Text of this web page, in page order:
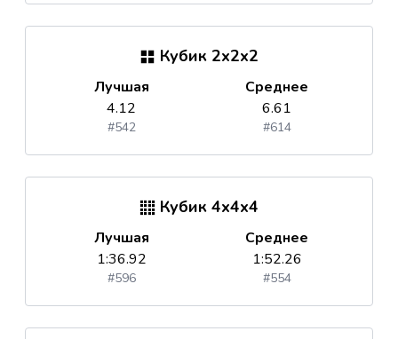
Кубик 2x2x2
Лучшая
4.12
#542
Среднее
6.61
#614
Кубик 4x4x4
Лучшая
1:36.92
#596
Среднее
1:52.26
#554